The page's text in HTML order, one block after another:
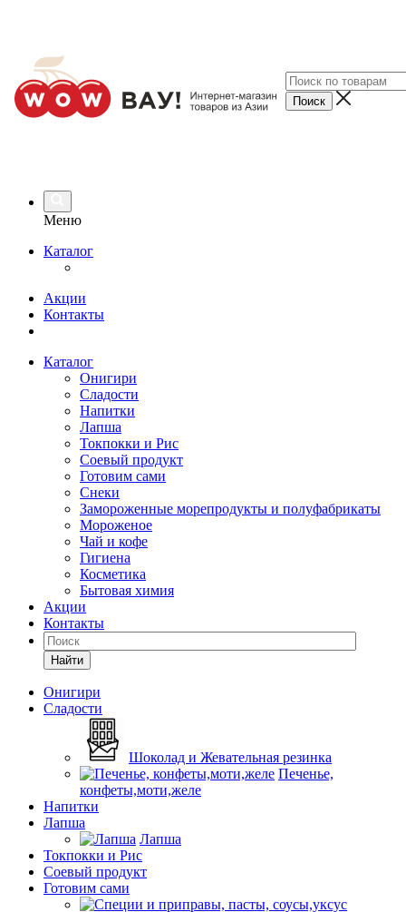
Меню
Каталог
Акции
Контакты
Каталог
Онигири
Сладости
Напитки
Лапша
Токпокки и Рис
Соевый продукт
Готовим сами
Снеки
Замороженные морепродукты и полуфабрикаты
Мороженое
Чай и кофе
Гигиена
Косметика
Бытовая химия
Акции
Контакты
Найти
Онигири
Сладости
Шоколад и Жевательная резинка
Печенье,
конфеты,моти,желе
Напитки
Лапша
Лапша
Токпокки и Рис
Соевый продукт
Готовим сами